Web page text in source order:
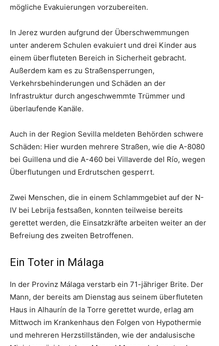
mögliche Evakuierungen vorzubereiten.
In Jerez wurden aufgrund der Überschwemmungen
unter anderem Schulen evakuiert und drei Kinder aus
einem überfluteten Bereich in Sicherheit gebracht.
Außerdem kam es zu Straßensperrungen,
Verkehrsbehinderungen und Schäden an der
Infrastruktur durch angeschwemmte Trümmer und
überlaufende Kanäle.
Auch in der Region Sevilla meldeten Behörden schwere
Schäden: Hier wurden mehrere Straßen, wie die A-8080
bei Guillena und die A-460 bei Villaverde del Río, wegen
Überflutungen und Erdrutschen gesperrt.
Zwei Menschen, die in einem Schlammgebiet auf der N-
IV bei Lebrija festsaßen, konnten teilweise bereits
gerettet werden, die Einsatzkräfte arbeiten weiter an der
Befreiung des zweiten Betroffenen.
Ein Toter in Málaga
In der Provinz Málaga verstarb ein 71-jähriger Brite. Der
Mann, der bereits am Dienstag aus seinem überfluteten
Haus in Alhaurín de la Torre gerettet wurde, erlag am
Mittwoch im Krankenhaus den Folgen von Hypothermie
und mehreren Herzstillständen, wie der andalusische